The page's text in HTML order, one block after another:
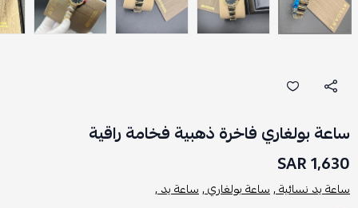
ساعة بولغاري فاخرة ذهبية فخامة راقية
1,630 SAR
ساعة يد نسائية ,ساعة بولغاري ,ساعة يد ,